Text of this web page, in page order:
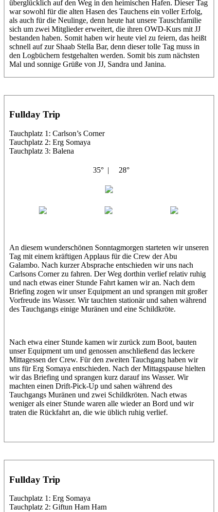
überglücklich auf den Weg in den heimischen Hafen. Dieser Tag
war sowohl für die alten Hasen des Tauchens ein voller Erfolg,
als auch für die Neulinge, denn heute hat unsere Tauschfamilie
sich um zwei Mitglieder erweitert, die ihren OWD-Kurs mit JJ
bestanden haben. Somit haben wir heute viel zu feiern, das heißt
schnell auf zur Shaab Stella Bar, denn dieser tolle Tag muss in
den Logbüchern festgehalten werden. Somit bis zum nächsten
Mal und sonnige Grüße von JJ, Sandra und Janina.
Fullday Trip
Tauchplatz 1: Carlson’s Corner
Tauchplatz 2: Erg Somaya
Tauchplatz 3: Balena
35° | 28°
An diesem wunderschönen Sonntagmorgen starteten wir unseren
Tag mit einem kräftigen Applaus für die Crew der Abu
Galambo. Nach kurzer Absprache entschieden wir uns nach
Carlsons Corner zu fahren. Der Weg dorthin verlief relativ ruhig
und nach etwas einer Stunde Fahrt kamen wir an. Nach dem
Briefing zogen wir unser Equipment an und sprangen mit großer
Vorfreude ins Wasser. Wir tauchten stationär und sahen während
des Tauchgangs einige Muränen und eine Schildkröte.
Nach etwa einer Stunde kamen wir zurück zum Boot, bauten
unser Equipment um und genossen anschließend das leckere
Mittagessen der Crew. Für den zweiten Tauchgang haben wir
uns für Erg Somaya entschieden. Nach der Mittagspause hielten
wir das Briefing und sprangen kurz darauf ins Wasser. Wir
machten einen Drift-Pick-Up und sahen während des
Tauchgangs Muränen und zwei Schildkröten. Nach etwas
weniger als einer Stunde waren alle wieder an Bord und wir
traten die Rückfahrt an, die wie üblich ruhig verlief.
Fullday Trip
Tauchplatz 1: Erg Somaya
Tauchplatz 2: Giftun Ham Ham